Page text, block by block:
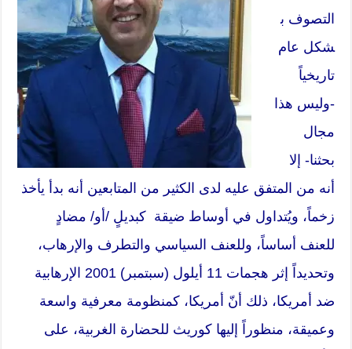
التصوف ب
شكل عام
تاريخياً
-وليس هذا
مجال
بحثنا- إلا
أنه من المتفق عليه لدى الكثير من المتابعين أنه بدأ يأخذ
زخماً، ويُتداول في أوساط ضيقة كبديلٍ /أو/ مضادٍ
للعنف أساساً، وللعنف السياسي والتطرف والإرهاب،
وتحديداً إثر هجمات 11 أيلول (سبتمبر) 2001 الإرهابية
ضد أمريكا، ذلك أنّ أمريكا، كمنظومة معرفية واسعة
وعميقة، منظوراً إليها كوريث للحضارة الغربية، على